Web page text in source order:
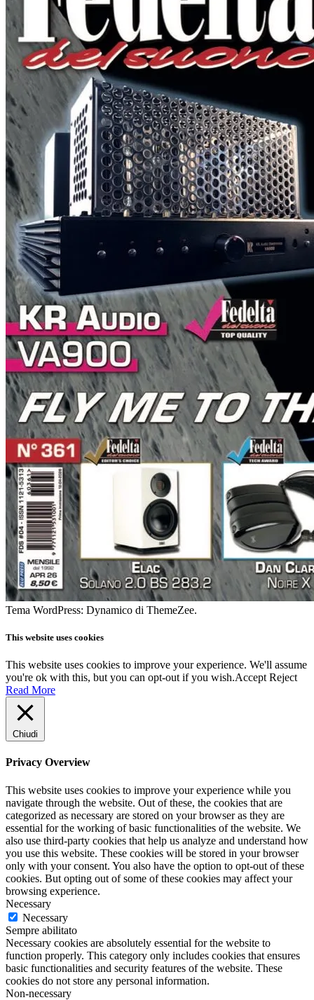
Tema WordPress: Dynamico di ThemeZee.
This website uses cookies
This website uses cookies to improve your experience. We'll assume
you're ok with this, but you can opt-out if you wish.Accept Reject
Read More
Chiudi
Privacy Overview
This website uses cookies to improve your experience while you
navigate through the website. Out of these, the cookies that are
categorized as necessary are stored on your browser as they are
essential for the working of basic functionalities of the website. We
also use third-party cookies that help us analyze and understand how
you use this website. These cookies will be stored in your browser
only with your consent. You also have the option to opt-out of these
cookies. But opting out of some of these cookies may affect your
browsing experience.
Necessary
Necessary
Sempre abilitato
Necessary cookies are absolutely essential for the website to
function properly. This category only includes cookies that ensures
basic functionalities and security features of the website. These
cookies do not store any personal information.
Non-necessary